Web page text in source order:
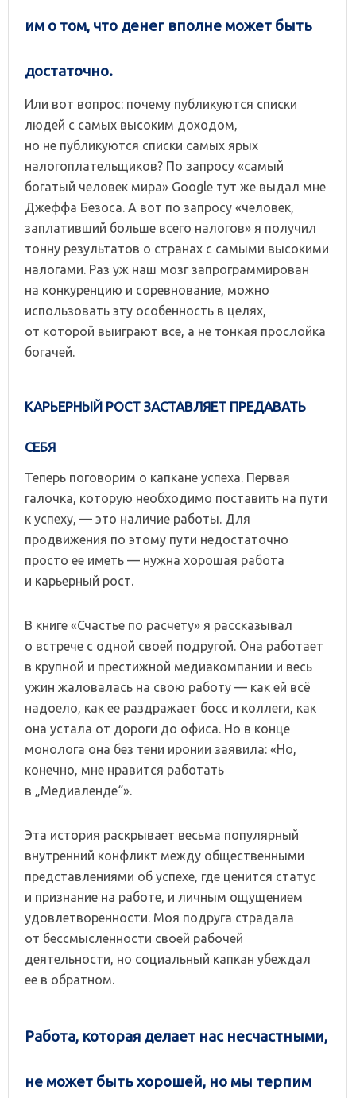
им о том, что денег вполне может быть
достаточно.
Или вот вопрос: почему публикуются списки
людей с самых высоким доходом,
но не публикуются списки самых ярых
налогоплательщиков? По запросу «самый
богатый человек мира» Google тут же выдал мне
Джеффа Безоса. А вот по запросу «человек,
заплативший больше всего налогов» я получил
тонну результатов о странах с самыми высокими
налогами. Раз уж наш мозг запрограммирован
на конкуренцию и соревнование, можно
использовать эту особенность в целях,
от которой выиграют все, а не тонкая прослойка
богачей.
КАРЬЕРНЫЙ РОСТ ЗАСТАВЛЯЕТ ПРЕДАВАТЬ
СЕБЯ
Теперь поговорим о капкане успеха. Первая
галочка, которую необходимо поставить на пути
к успеху, — это наличие работы. Для
продвижения по этому пути недостаточно
просто ее иметь — нужна хорошая работа
и карьерный рост.
В книге «Счастье по расчету» я рассказывал
о встрече с одной своей подругой. Она работает
в крупной и престижной медиакомпании и весь
ужин жаловалась на свою работу — как ей всё
надоело, как ее раздражает босс и коллеги, как
она устала от дороги до офиса. Но в конце
монолога она без тени иронии заявила: «Но,
конечно, мне нравится работать
в „Медиаленде“».
Эта история раскрывает весьма популярный
внутренний конфликт между общественными
представлениями об успехе, где ценится статус
и признание на работе, и личным ощущением
удовлетворенности. Моя подруга страдала
от бессмысленности своей рабочей
деятельности, но социальный капкан убеждал
ее в обратном.
Работа, которая делает нас несчастными,
не может быть хорошей, но мы терпим